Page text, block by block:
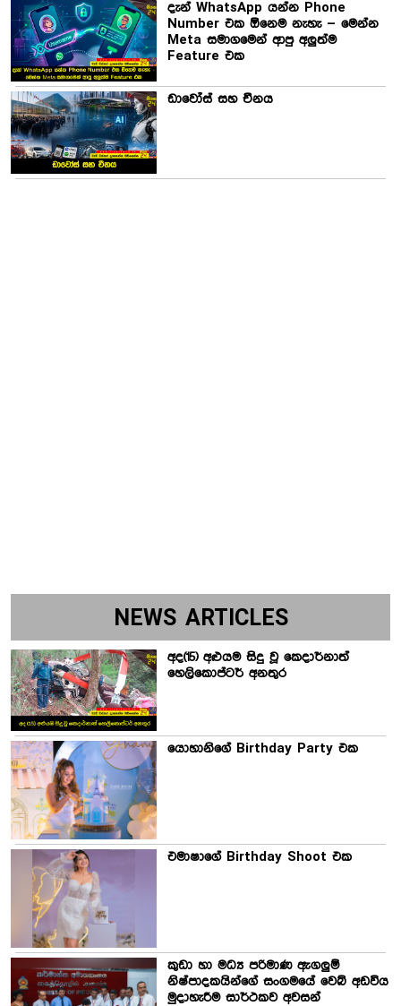
දැන් WhatsApp යන්න Phone
Number එක ඕනෙම නැහැ – මෙන්න
Meta සමාගමෙන් ආපු අලුත්ම
Feature එක
ඩාවෝස් සහ චීනය
NEWS ARTICLES
අද(15) අළුයම සිදු වූ කෙදාර්නාත්
හෙලිකොප්ටර් අනතුර
යොහානිගේ Birthday Party එක
එමාෂාගේ Birthday Shoot එක
කුඩා හා මධ්‍ය පරිමාණ ඇගලුම්
නිෂ්පාදකයින්ගේ සංගමයේ වෙබ් අඩවිය
මුදාහැරීම සාර්ථකව අවසන්